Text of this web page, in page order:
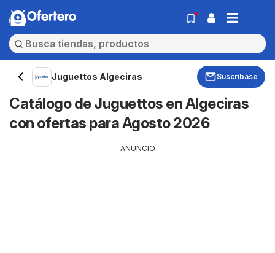
Ofertero
Juguettos Algeciras Suscríbase
Catálogo de Juguettos en Algeciras
con ofertas para Agosto 2026
ANUNCIO